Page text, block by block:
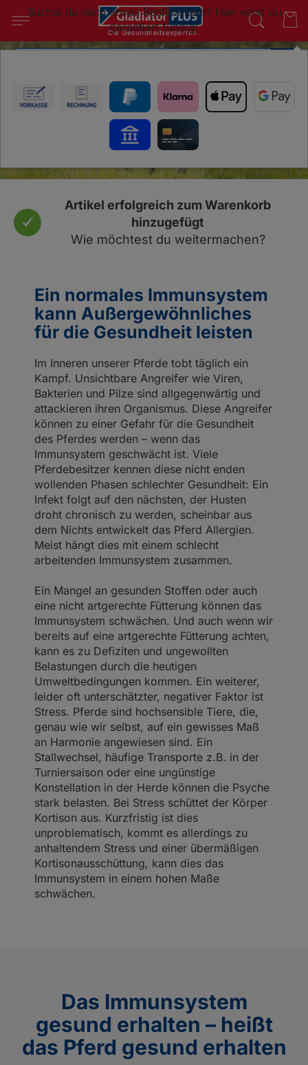
Die Gesundheitsexperten.
Suchst du nach etwas Bestimmtem? Hier wirst du
garantiert fündig!
Immunsystem beim Pferd stärken
Ein vitaler Organismus ist die Voraussetzung
Artikel erfolgreich zum Warenkorb
hinzugefügt
Wie möchtest du weitermachen?
Ein normales Immunsystem
kann Außergewöhnliches
für die Gesundheit leisten
Im Inneren unserer Pferde tobt täglich ein
Kampf. Unsichtbare Angreifer wie Viren,
Bakterien und Pilze sind allgegenwärtig und
attackieren ihren Organismus. Diese Angreifer
können zu einer Gefahr für die Gesundheit
des Pferdes werden – wenn das
Immunsystem geschwächt ist. Viele
Pferdebesitzer kennen diese nicht enden
wollenden Phasen schlechter Gesundheit: Ein
Infekt folgt auf den nächsten, der Husten
droht chronisch zu werden, scheinbar aus
dem Nichts entwickelt das Pferd Allergien.
Meist hängt dies mit einem schlecht
arbeitenden Immunsystem zusammen.
Ein Mangel an gesunden Stoffen oder auch
eine nicht artgerechte Fütterung können das
Immunsystem schwächen. Und auch wenn wir
bereits auf eine artgerechte Fütterung achten,
kann es zu Defiziten und ungewollten
Belastungen durch die heutigen
Umweltbedingungen kommen. Ein weiterer,
leider oft unterschätzter, negativer Faktor ist
Stress. Pferde sind hochsensible Tiere, die,
genau wie wir selbst, auf ein gewisses Maß
an Harmonie angewiesen sind. Ein
Stallwechsel, häufige Transporte z.B. in der
Turniersaison oder eine ungünstige
Konstellation in der Herde können die Psyche
stark belasten. Bei Stress schüttet der Körper
Kortison aus. Kurzfristig ist dies
unproblematisch, kommt es allerdings zu
anhaltendem Stress und einer übermäßigen
Kortisonausschüttung, kann dies das
Immunsystem in einem hohen Maße
schwächen.
Das Immunsystem
gesund erhalten – heißt
das Pferd gesund erhalten